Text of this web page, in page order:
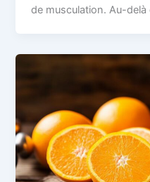
de musculation. Au-delà